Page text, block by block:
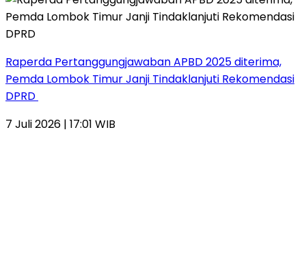
Raperda Pertanggungjawaban APBD 2025 diterima,
Pemda Lombok Timur Janji Tindaklanjuti Rekomendasi
DPRD
7 Juli 2026 | 17:01 WIB